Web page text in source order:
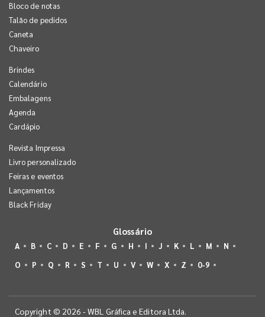
Bloco de notas
Talão de pedidos
Caneta
Chaveiro
Brindes
Calendário
Embalagens
Agenda
Cardápio
Revista Impressa
Livro personalizado
Feiras e eventos
Lançamentos
Black Friday
Glossário
A B C D E F G H I J K L M
N
O
P Q R S T U V W X Z 0-9
Copyright © 2026 - WBL Gráfica e Editora Ltda.